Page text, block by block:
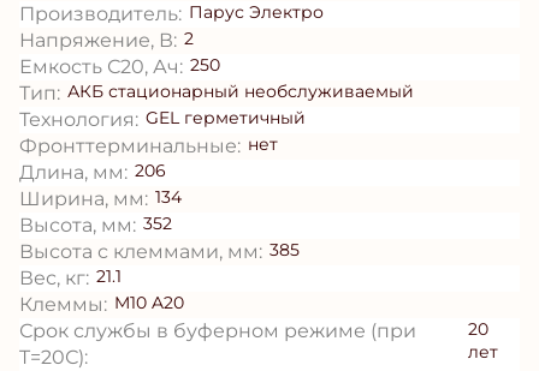
Производитель: Парус Электро
Напряжение, В: 2
Емкость С20, Ач: 250
Тип: АКБ стационарный необслуживаемый
Технология: GEL герметичный
Фронттерминальные: нет
Длина, мм: 206
Ширина, мм: 134
Высота, мм: 352
Высота с клеммами, мм: 385
Вес, кг: 21.1
Клеммы: M10 A20
Срок службы в буферном режиме (при
T=20С):
20
лет